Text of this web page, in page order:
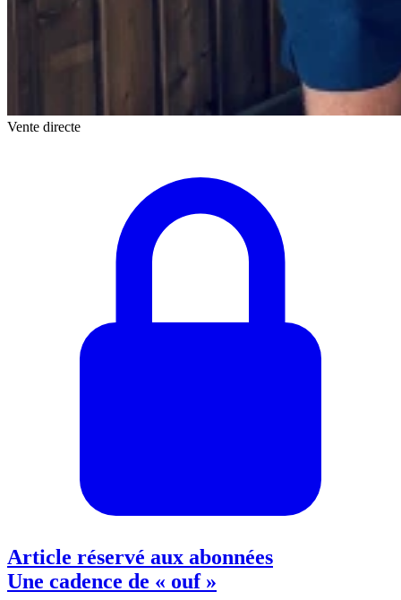
Vente directe
Article réservé aux abonnées
Une cadence de « ouf »